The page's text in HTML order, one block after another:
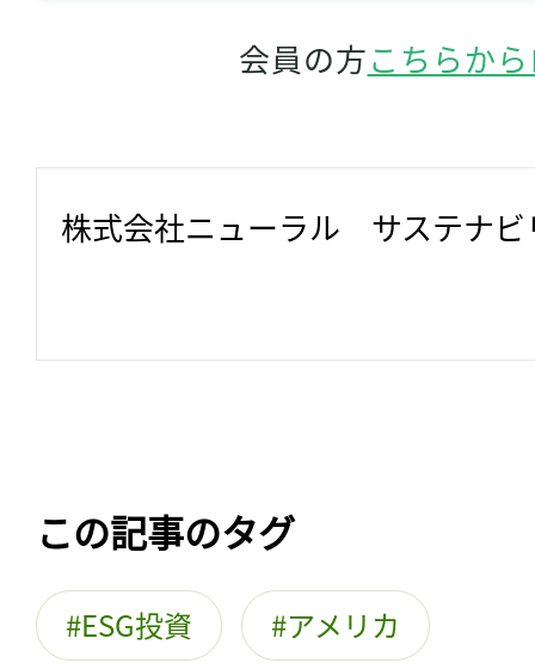
会員の方こちらか
株式会社ニューラル　サステナ
この記事のタグ
ESG投資 アメリカ